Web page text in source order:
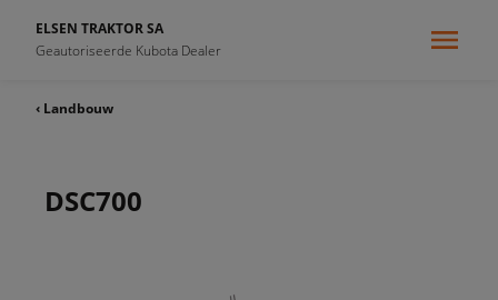
ELSEN TRAKTOR SA
Geautoriseerde Kubota Dealer
‹ Landbouw
DSC700